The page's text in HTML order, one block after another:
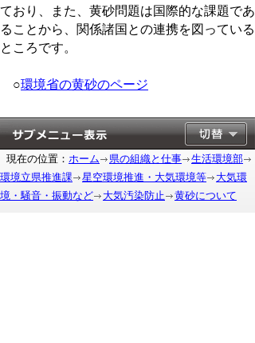
ており、また、黄砂問題は国際的な課題であ
ることから、関係諸国との連携を図っている
ところです。
○環境省の黄砂のページ
現在の位置： ホーム 県の組織と仕事
生活環境部
環境立県推進課
星空環境推進・大気環境等
大気環
境・騒音・振動など
大気汚染防止 黄砂について